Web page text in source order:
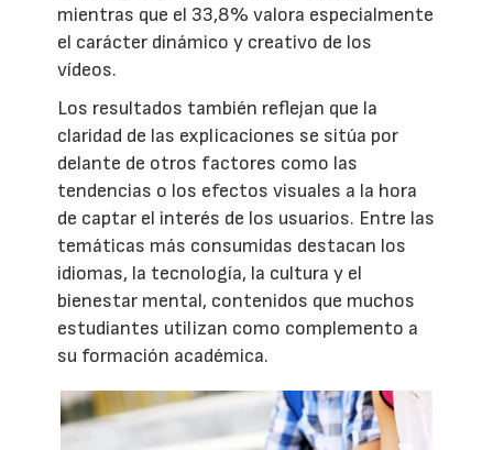
mientras que el 33,8% valora especialmente
el carácter dinámico y creativo de los
vídeos.
Los resultados también reflejan que la
claridad de las explicaciones se sitúa por
delante de otros factores como las
tendencias o los efectos visuales a la hora
de captar el interés de los usuarios. Entre las
temáticas más consumidas destacan los
idiomas, la tecnología, la cultura y el
bienestar mental, contenidos que muchos
estudiantes utilizan como complemento a
su formación académica.